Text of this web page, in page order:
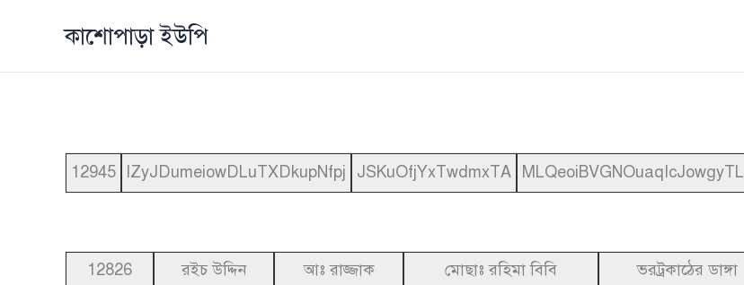
কাশোপাড়া ইউপি
12945 lZyJDumeiowDLuTXDkupNfpj JSKuOfjYxTwdmxTA MLQeoiBVGNOuaqIcJowgyTL
12826 রইচ উদ্দিন আঃ রাজ্জাক মোছাঃ রহিমা বিবি ভরট্রকাঠের ডাঙ্গা